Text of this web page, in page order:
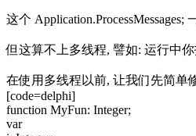
这个
但这算不上多线程, 譬如: 运行中
在使用多线程以前, 让我们先简单
[code=delphi]
function MyFun: Integer;
var